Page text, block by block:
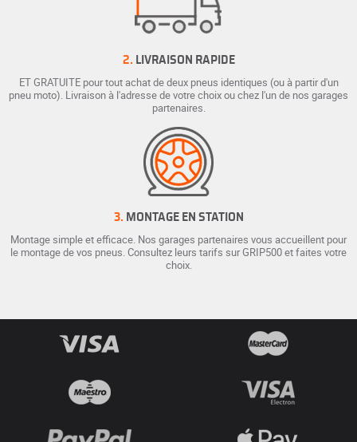
2. LIVRAISON RAPIDE
ET GRATUITE pour tout achat de deux pneus identiques (ou à partir d'un
pneu moto). Livraison à l'adresse de votre choix ou chez l'un de nos garages
partenaires.
3. MONTAGE EN STATION
Montage simple et efficace. Nos garages partenaires vous accueillent pour
le montage de vos pneus. Consultez leurs tarifs sur GRIP500 et faites votre
choix.